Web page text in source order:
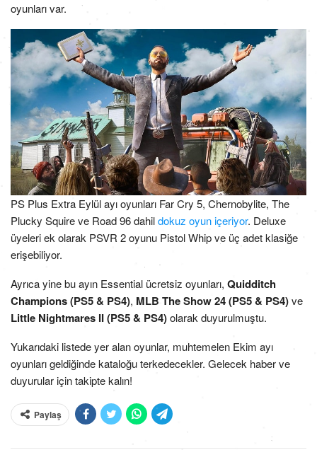
oyunları var.
PS Plus Extra Eylül ayı oyunları Far Cry 5, Chernobylite, The
Plucky Squire ve Road 96 dahildokuz oyun içeriyor. Deluxe
üyeleri ek olarak PSVR 2 oyunu Pistol Whip ve üç adet klasiğe
erişebiliyor.
Ayrıca yine bu ayın Essential ücretsiz oyunları, Quidditch
Champions (PS5 & PS4), MLB The Show 24 (PS5 & PS4)ve
Little Nightmares II (PS5 & PS4)olarak duyurulmuştu.
Yukarıdaki listede yer alan oyunlar, muhtemelen Ekim ayı
oyunları geldiğinde kataloğu terkedecekler. Gelecek haber ve
duyurular için takipte kalın!
Paylaş